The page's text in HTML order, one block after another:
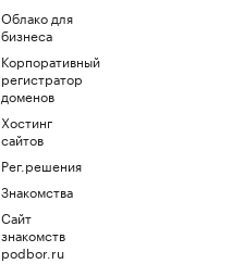
Облако для
бизнеса
Корпоративный
регистратор
доменов
Хостинг
сайтов
Рег.решения
Знакомства
Сайт
знакомств
podbor.ru